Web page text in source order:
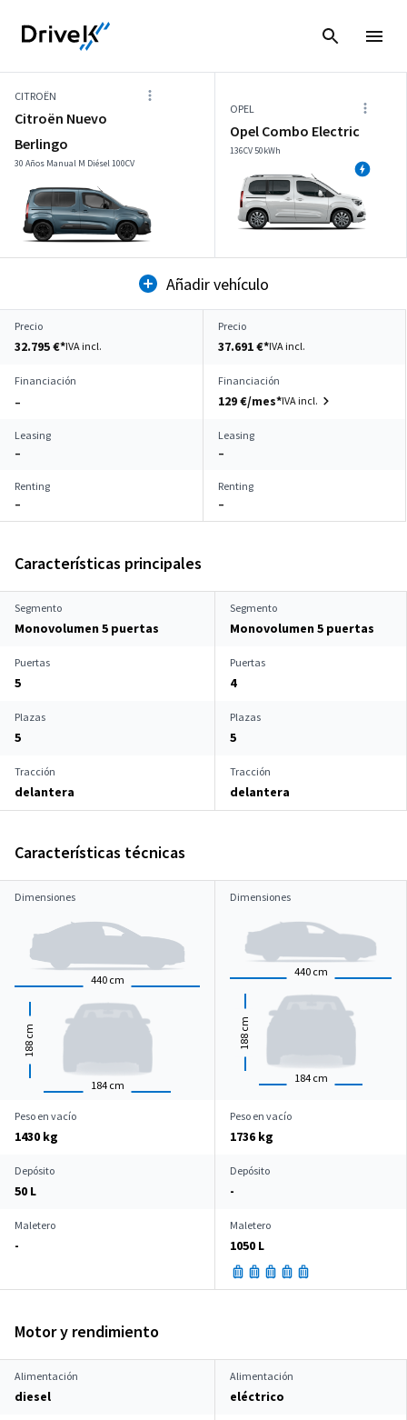
CITROËN
Citroën Nuevo
Berlingo
30 Años Manual M Diésel 100CV
OPEL
Opel Combo Electric
136CV 50kWh
Añadir vehículo
Precio
32.795 €*IVA incl.
Precio
37.691 €*IVA incl.
Financiación
–
Financiación
129 €/mes*IVA incl.
Leasing
–
Leasing
–
Renting
–
Renting
–
Características principales
Segmento
Monovolumen 5 puertas
Segmento
Monovolumen 5 puertas
Puertas
5
Puertas
4
Plazas
5
Plazas
5
Tracción
delantera
Tracción
delantera
Características técnicas
Dimensiones
440 cm
184 cm
188
cm
Dimensiones
440 cm
184 cm
188
cm
Peso en vacío
1430 kg
Peso en vacío
1736 kg
Depósito
50 L
Depósito
-
Maletero
-
Maletero
1050 L
Motor y rendimiento
Alimentación
diesel
Alimentación
eléctrico